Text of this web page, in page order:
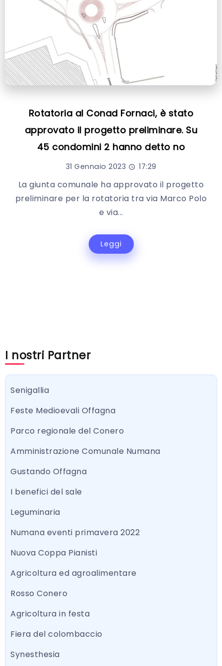
Rotatoria al Conad Fornaci, è stato
approvato il progetto preliminare. Su
45 condomini 2 hanno detto no
31 Gennaio 2023 17:29
La giunta comunale ha approvato il progetto
preliminare per la rotatoria tra via Marco Polo
e via...
Leggi
I nostri Partner
Senigallia
Feste Medioevali Offagna
Parco regionale del Conero
Amministrazione Comunale Numana
Gustando Offagna
I benefici del sale
Leguminaria
Numana eventi primavera 2022
Nuova Coppa Pianisti
Agricoltura ed agroalimentare
Rosso Conero
Agricoltura in festa
Fiera del colombaccio
Synesthesia